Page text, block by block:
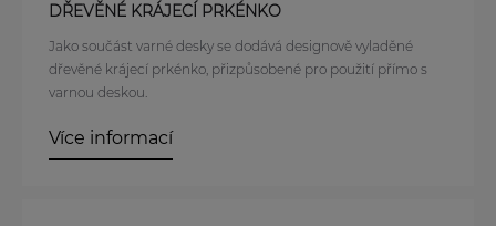
DŘEVĚNÉ KRÁJECÍ PRKÉNKO
Jako součást varné desky se dodává designově vyladěné
dřevěné krájecí prkénko, přizpůsobené pro použití přímo s
varnou deskou.
Více informací